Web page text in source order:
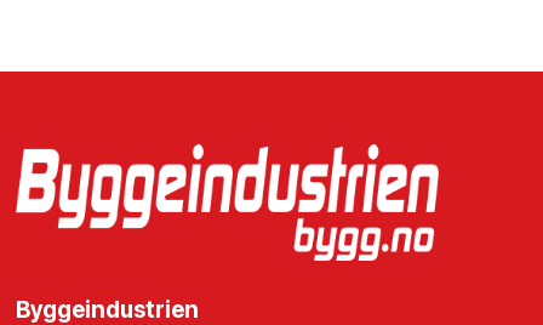
Byggeindustrien